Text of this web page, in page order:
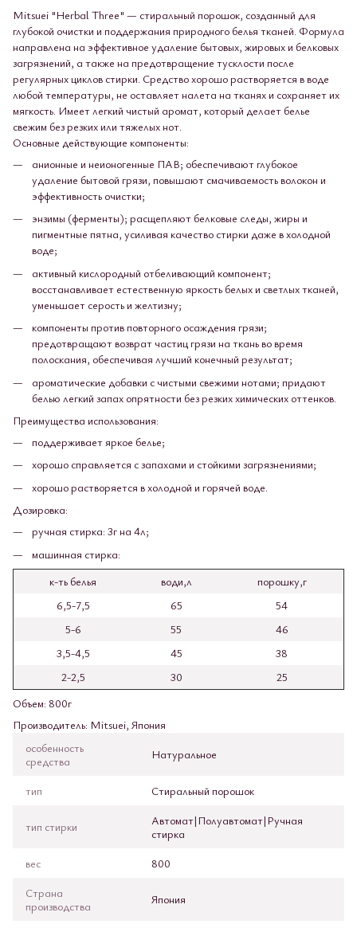
Mitsuei "Herbal Three" — стиральный порошок, созданный для
глубокой очистки и поддержания природного белья тканей. Формула
направлена на эффективное удаление бытовых, жировых и белковых
загрязнений, а также на предотвращение тусклости после
регулярных циклов стирки. Средство хорошо растворяется в воде
любой температуры, не оставляет налета на тканях и сохраняет их
мягкость. Имеет легкий чистый аромат, который делает белье
свежим без резких или тяжелых нот.
Основные действующие компоненты:
анионные и неионогенные ПАВ; обеспечивают глубокое
удаление бытовой грязи, повышают смачиваемость волокон и
эффективность очистки;
энзимы (ферменты); расщепляют белковые следы, жиры и
пигментные пятна, усиливая качество стирки даже в холодной
воде;
активный кислородный отбеливающий компонент;
восстанавливает естественную яркость белых и светлых тканей,
уменьшает серость и желтизну;
компоненты против повторного осаждения грязи;
предотвращают возврат частиц грязи на ткань во время
полоскания, обеспечивая лучший конечный результат;
ароматические добавки с чистыми свежими нотами; придают
белью легкий запах опрятности без резких химических оттенков.
Преимущества использования:
поддерживает яркое белье;
хорошо справляется с запахами и стойкими загрязнениями;
хорошо растворяется в холодной и горячей воде.
Дозировка:
ручная стирка: 3г на 4л;
машинная стирка:
к-ть белья
води,л
порошку,г
6,5-7,5
65
54
5-6
55
46
3,5-4,5
45
38
2-2,5
30
25
Объем: 800г
Производитель: Mitsuei, Япония
особенность
средства
Натуральное
тип Стиральный порошок
тип стирки
Автомат|Полуавтомат|Ручная
стирка
вес
800
Страна
производства
Япония